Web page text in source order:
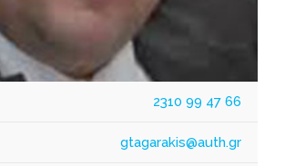
2310 99 47 66
gtagarakis@auth.gr